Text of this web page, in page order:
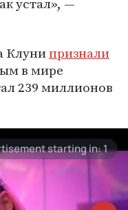
Клунипризнали
в мире
239 миллионов